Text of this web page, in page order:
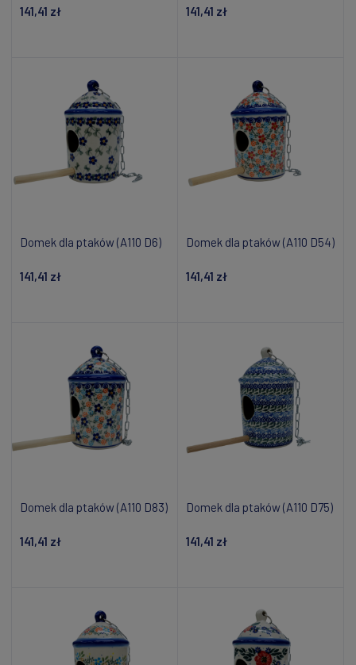
141,41 zł 141,41 zł
Domek dla ptaków (A110 D6)
141,41 zł
Domek dla ptaków (A110 D54)
141,41 zł
Domek dla ptaków (A110 D83)
141,41 zł
Domek dla ptaków (A110 D75)
141,41 zł